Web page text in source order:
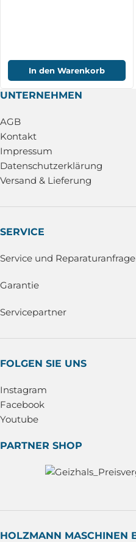
In den Warenkorb
UNTERNEHMEN
AGB
Kontakt
Impressum
Datenschutzerklärung
Versand & Lieferung
SERVICE
Service und
Garantie
Servicepartner
FOLGEN SIE UNS
Instagram
Facebook
Youtube
PARTNER SHOP
HOLZMANN MASCHINEN